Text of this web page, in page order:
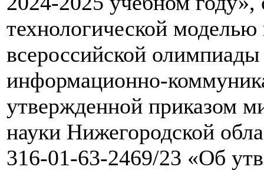
технологической
всероссийской
информационно-
утвержденной приказом
науки Нижегородской
316-01-63-2469/23 «Об